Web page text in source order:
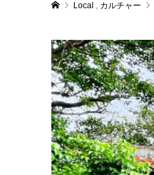
Local , カルチャー